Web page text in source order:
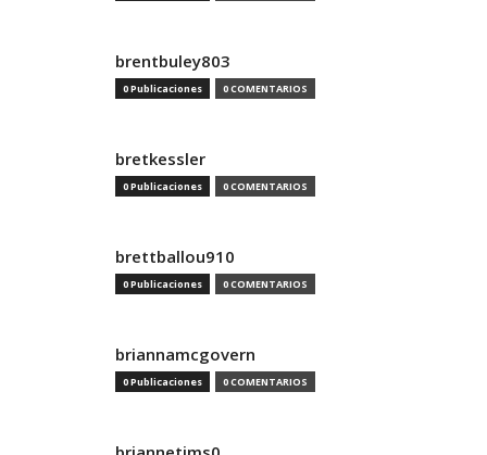
brentbuley803
0 Publicaciones 0 COMENTARIOS
bretkessler
0 Publicaciones 0 COMENTARIOS
brettballou910
0 Publicaciones 0 COMENTARIOS
briannamcgovern
0 Publicaciones 0 COMENTARIOS